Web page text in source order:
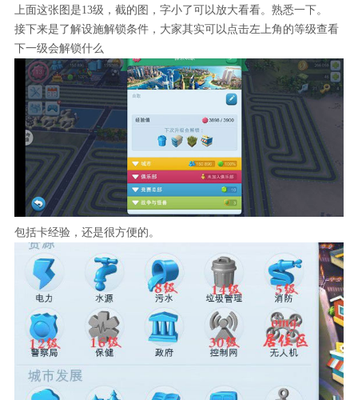
上面这张图是13级，截的图，字小了可以放大看看。熟悉一下。
接下来是了解设施解锁条件，大家其实可以点击左上角的等级查看
下一级会解锁什么
包括卡经验，还是很方便的。